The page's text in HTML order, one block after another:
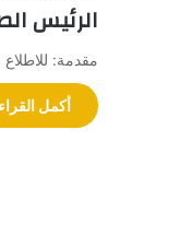
الرئيس
مقدمة:
أكمل